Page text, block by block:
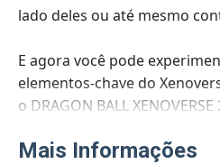
lado deles ou até mesmo
E agora você pode
elementos-chave do
o DRAGON BALL
Mais Informações